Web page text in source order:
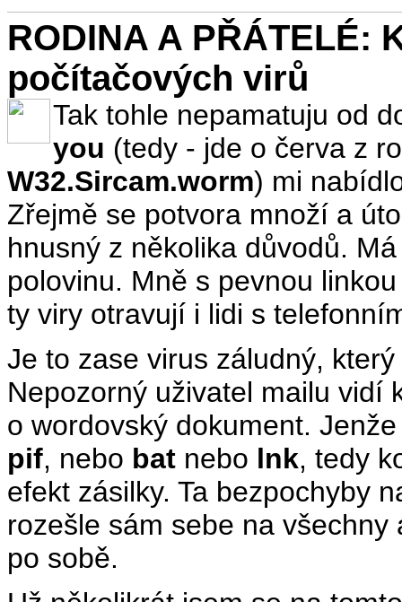
RODINA A PŘÁTELÉ:
počítačových virů
Tak tohle nepamatuju od
you (tedy - jde o červa z
W32.Sircam.worm) mi
Zřejmě se potvora množí a
hnusný z několika důvodů.
polovinu. Mně s pevnou
ty viry otravují i lidi s
Je to zase virus záludný,
Nepozorný uživatel mailu vidí
o wordovský dokument.
pif, nebo bat nebo lnk, tedy
efekt zásilky. Ta bezpochyby
rozešle sám sebe na
po sobě.